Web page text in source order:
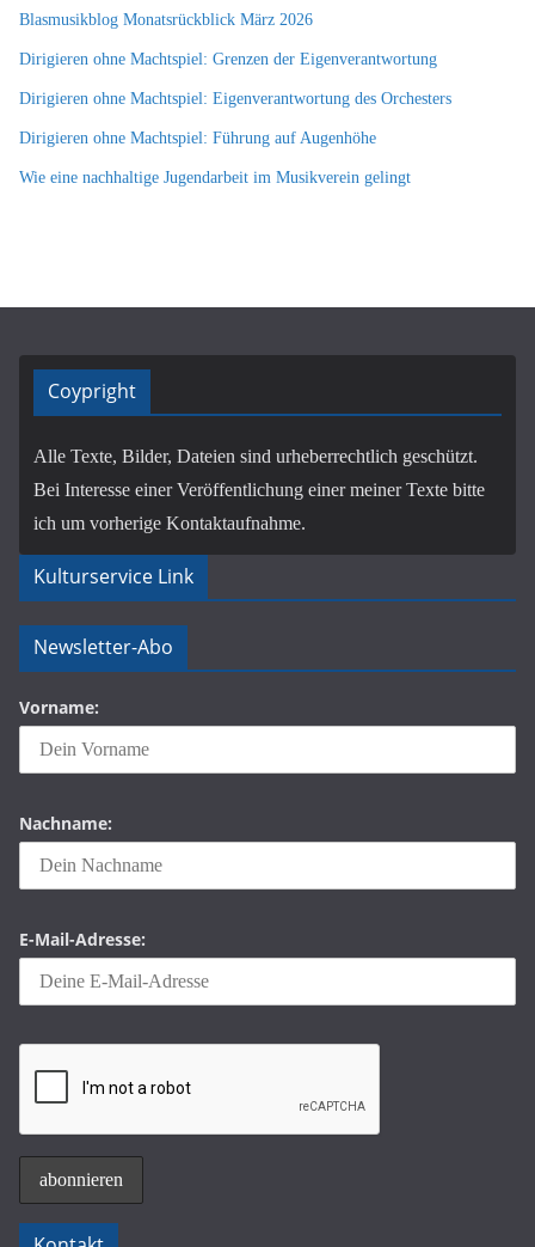
Blasmusikblog Monatsrückblick März 2026
Dirigieren ohne Machtspiel: Grenzen der Eigenverantwortung
Dirigieren ohne Machtspiel: Eigenverantwortung des Orchesters
Dirigieren ohne Machtspiel: Führung auf Augenhöhe
Wie eine nachhaltige Jugendarbeit im Musikverein gelingt
Coypright
Alle Texte, Bilder, Dateien sind urheberrechtlich geschützt.
Bei Interesse einer Veröffentlichung einer meiner Texte bitte
ich um vorherige Kontaktaufnahme.
Kulturservice Link
Newsletter-Abo
Vorname:
Nachname:
E-Mail-Adresse: